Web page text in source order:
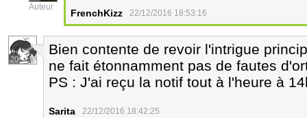
Auteur
FrenchKizz 22/12/2016 18:53:16
20
Bien contente de revoir l'intrigue
ne fait étonnamment pas de fautes
PS : J'ai reçu la notif tout à l'heure à
Sarita 22/12/2016 18:42:25